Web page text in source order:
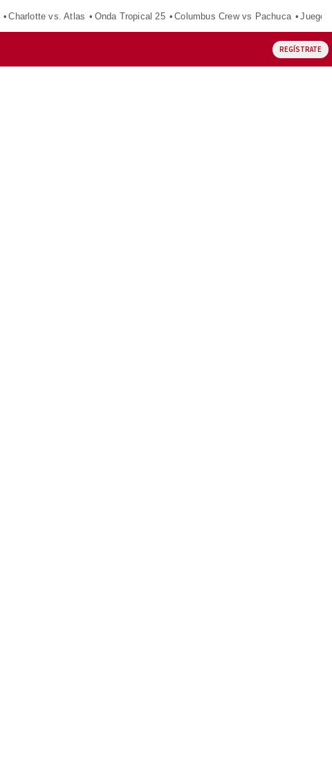
Charlotte vs. Atlas Onda Tropical 25 Columbus Crew vs Pachuca
REGÍSTRATE